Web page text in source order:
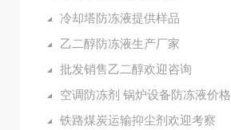
冷却塔防冻液提供样品
乙二醇防冻液生产厂家
批发销售乙二醇欢迎咨询
空调防冻剂 锅炉设备防冻液价格
铁路煤炭运输抑尘剂欢迎考察